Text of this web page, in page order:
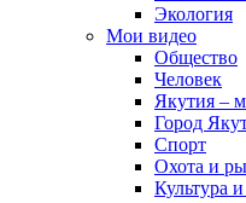
Экология
Мои видео
Общество
Человек
Якутия –
Город
Спорт
Охота и
Культура